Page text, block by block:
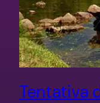
Tentativa